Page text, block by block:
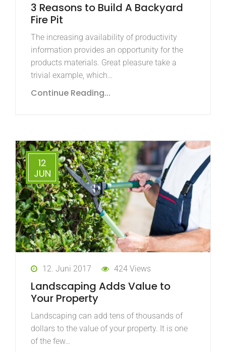
3 Reasons to Build A Backyard
Fire Pit
The increasing availability of productivity
information provides an opportunity for the
products materials. Great pleasure take a
trivial example, which…
Continue Reading...
12
JUN
12. Juni 2017 424 Views
Landscaping Adds Value to
Your Property
Landscaping can add tens of thousands of
dollars to the value of your property. It is one
of the few…